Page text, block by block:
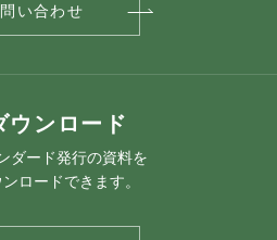
い合わせ
ウンロード
ダード発行の資料を
ロードできます。